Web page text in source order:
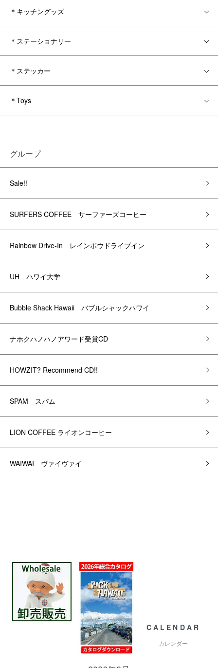
＊キッチングッズ
＊ステーショナリー
＊ステッカー
＊Toys
グループ
Sale!!
SURFERS COFFEE サーファーズコーヒー
Rainbow Drive-In レインボウドライブイン
UH ハワイ大学
Bubble Shack Hawaii バブルシャックハワイ
ナホクハノハノアワード受賞CD
HOWZIT? Recommend CD!!
SPAM スパム
LION COFFEE ライオンコーヒー
WAIWAI ヴァイヴァイ
CALENDAR
カレンダー